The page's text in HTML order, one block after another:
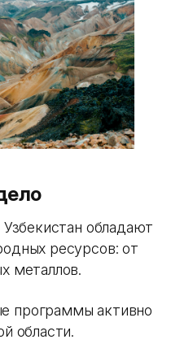
обладают
ресурсов: от
металлов.
программы активно
области.